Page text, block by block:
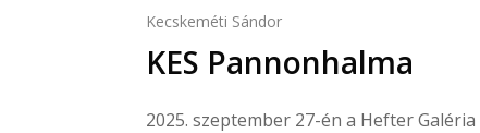
Kecskeméti Sándor
KES Pannonhalma
2025. szeptember 27-én a Hefter